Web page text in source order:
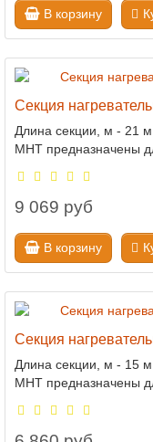
В корзину
Секция
Длина секции, м - 21
МНТ предназначены
9 069 руб
В корзину
Секция
Длина секции, м - 15
МНТ предназначены